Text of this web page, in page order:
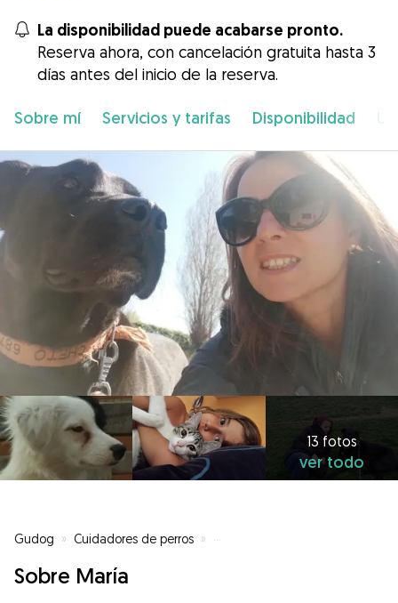
La disponibilidad puede acabarse pronto.
Reserva ahora, con cancelación gratuita hasta 3
días antes del inicio de la reserva.
Sobre mí Servicios y tarifas Disponibilidad
13 fotos
ver todo
Gudog » Cuidadores de perros » Cuidadores de perros en Madrid
Sobre María